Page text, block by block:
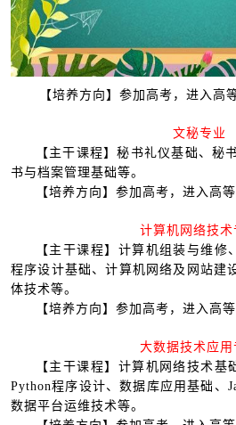
【培养方向】参加高考，进入高
文秘专业
【主干课程】秘书礼仪基础、秘
书与档案管理基础等。
【培养方向】参加高考，进入高
计算机网络技术
【主干课程】计算机组装与维修
程序设计基础、计算机网络及网站建
体技术等。
【培养方向】参加高考，进入高
大数据技术应用
【主干课程】计算机网络技术基
Python程序设计、数据库应用基础、
数据平台运维技术等。